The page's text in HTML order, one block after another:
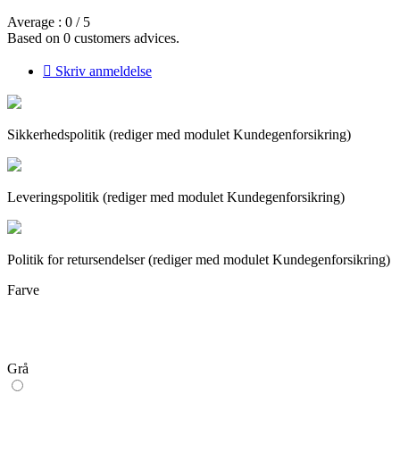
Average : 0 / 5
Based on 0 customers advices.
 Skriv anmeldelse
Sikkerhedspolitik (rediger med modulet Kundegenforsikring)
Leveringspolitik (rediger med modulet Kundegenforsikring)
Politik for retursendelser (rediger med modulet Kundegenforsikring)
Farve
Grå